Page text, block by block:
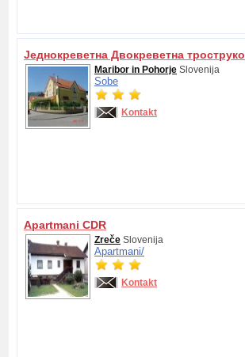
Једнокреветна Двокреветна троструко
Maribor in Pohorje Slovenija
Sobe
Kontakt
Apartmani CDR
Zreče Slovenija
Apartmani/
Kontakt